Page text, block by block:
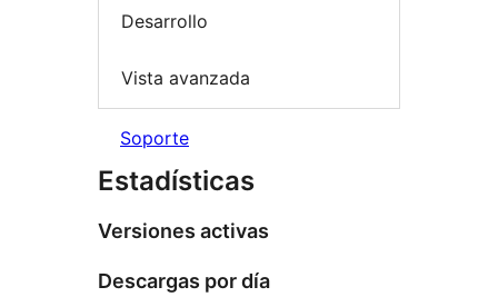
Desarrollo
Vista avanzada
Soporte
Estadísticas
Versiones activas
Descargas por día